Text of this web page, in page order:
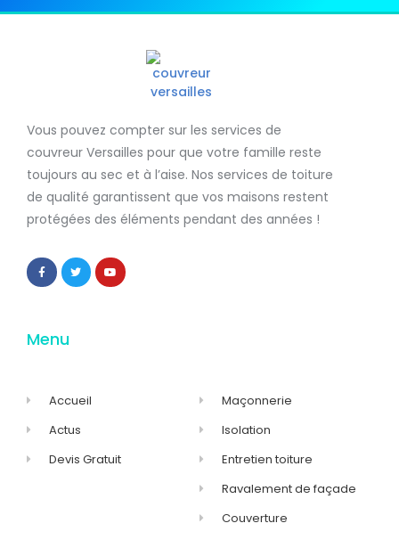
Vous pouvez compter sur les services de
couvreur Versailles pour que votre famille reste
toujours au sec et à l’aise. Nos services de toiture
de qualité garantissent que vos maisons restent
protégées des éléments pendant des années !
Menu
Accueil
Actus
Devis Gratuit
Maçonnerie
Isolation
Entretien toiture
Ravalement de façade
Couverture